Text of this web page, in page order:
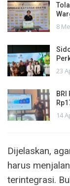
8
23
BRI
14
Dijelaskan,
harus
terintegrasi.